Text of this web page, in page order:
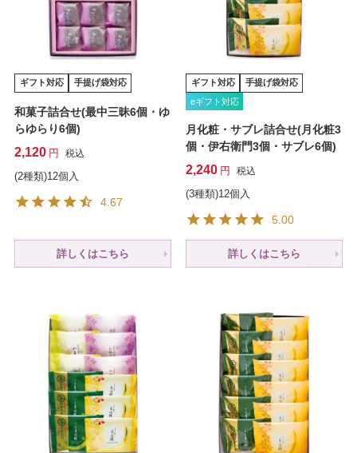
ギフト対応 手提げ袋対応
和菓子詰合せ(最中三昧6個・ゆ
らゆらり6個)
2,120 税込
(2種類)12個入
4.67
詳しくはこちら
ギフト対応
手提げ袋対応
eギフト対応
月化粧・サブレ詰合せ(月化粧3
個・伊右衛門3個・サブレ6個)
2,240 税込
(3種類)12個入
5.00
詳しくはこちら